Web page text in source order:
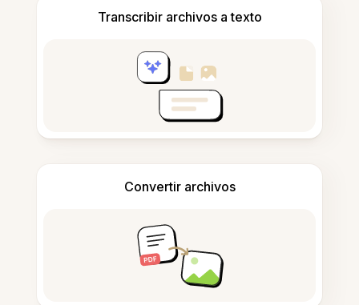
Transcribir archivos a texto
Convertir archivos